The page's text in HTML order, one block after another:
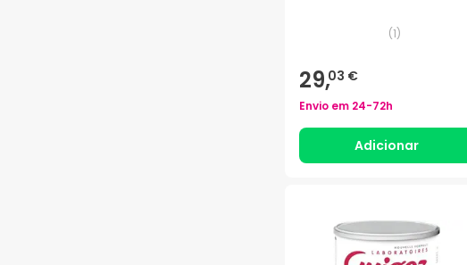
(1)
29,03 €
Envio em 24-72h
Adicionar